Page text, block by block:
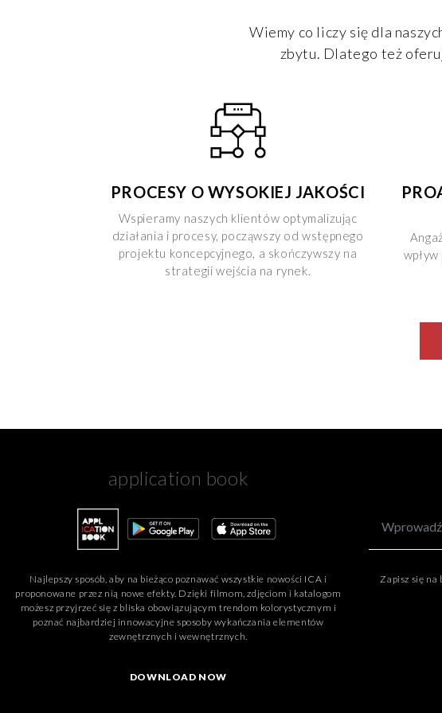
Wiemy co liczy się dla
zbytu. Dlatego też
PROCESY O WYSOKIEJ JAKOŚCI
Wspieramy naszych klientów optymalizując
działania i procesy, począwszy od wstępnego
projektu koncepcyjnego, a skończywszy na
strategii wejścia na rynek.
application book
Najlepszy sposób, aby na bieżąco poznawać wszystkie nowości ICA i
proponowane przez nią nowe efekty. Dzięki filmom, zdjęciom i katalogom
możesz przyjrzeć się z bliska obowiązującym trendom kolorystycznym i
poznać najbardziej innowacyjne sposoby wykańczania elementów
zewnętrznych i wewnętrznych.
DOWNLOAD NOW
Zapisz się na